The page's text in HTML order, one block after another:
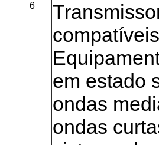
6
em estado
ondas
ondas